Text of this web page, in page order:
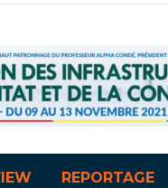
REPORTAGE